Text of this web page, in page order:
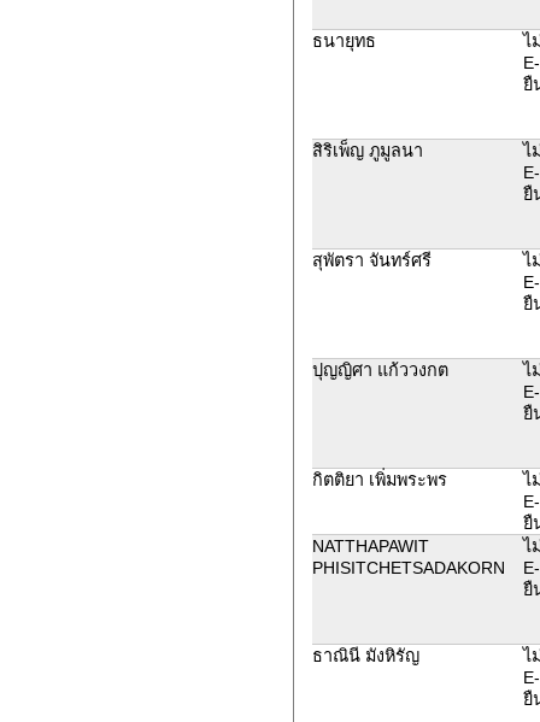
ธนายุทธ
ไ
ยื
สิริเพ็ญ ภูมูลนา
ไ
ยื
สุพัตรา จันทร์ศรี
ไ
ยื
ปุญญิศา แก้ววงกต
ไ
ยื
กิตติยา เพิ่มพระพร
ไ
ยื
NATTHAPAWIT
PHISITCHETSADAKORN
ไ
ยื
ธาณินี มังหิรัญ
ไ
ยื